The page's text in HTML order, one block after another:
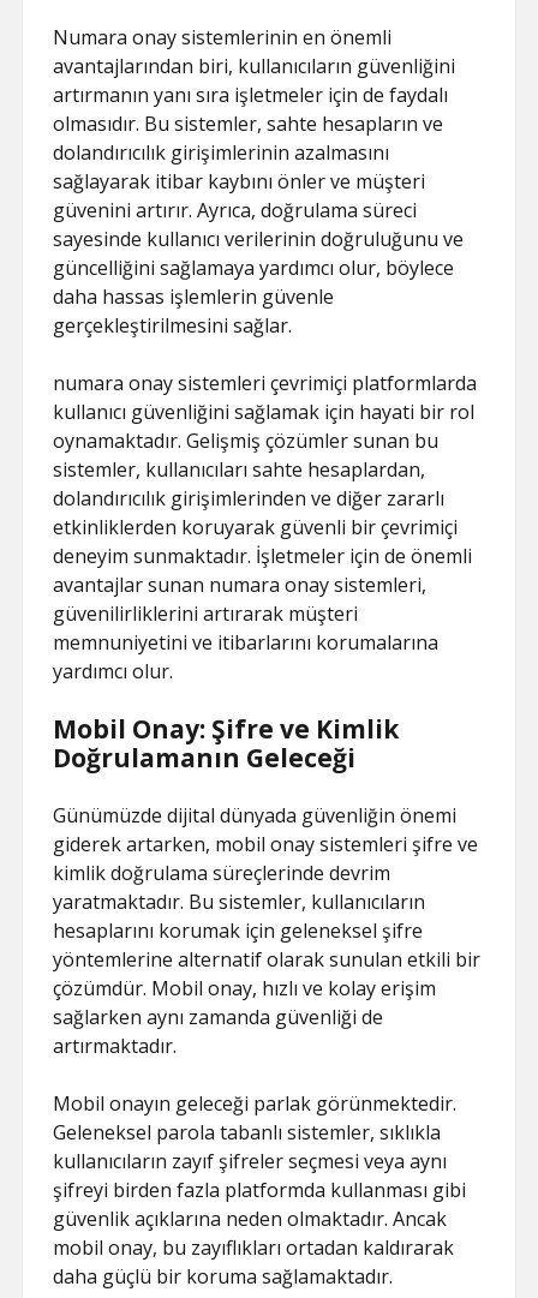
Numara onay sistemlerinin en önemli
avantajlarından biri, kullanıcıların güvenliğini
artırmanın yanı sıra işletmeler için de faydalı
olmasıdır. Bu sistemler, sahte hesapların ve
dolandırıcılık girişimlerinin azalmasını
sağlayarak itibar kaybını önler ve müşteri
güvenini artırır. Ayrıca, doğrulama süreci
sayesinde kullanıcı verilerinin doğruluğunu ve
güncelliğini sağlamaya yardımcı olur, böylece
daha hassas işlemlerin güvenle
gerçekleştirilmesini sağlar.
numara onay sistemleri çevrimiçi platformlarda
kullanıcı güvenliğini sağlamak için hayati bir rol
oynamaktadır. Gelişmiş çözümler sunan bu
sistemler, kullanıcıları sahte hesaplardan,
dolandırıcılık girişimlerinden ve diğer zararlı
etkinliklerden koruyarak güvenli bir çevrimiçi
deneyim sunmaktadır. İşletmeler için de önemli
avantajlar sunan numara onay sistemleri,
güvenilirliklerini artırarak müşteri
memnuniyetini ve itibarlarını korumalarına
yardımcı olur.
Mobil Onay: Şifre ve Kimlik
Doğrulamanın Geleceği
Günümüzde dijital dünyada güvenliğin önemi
giderek artarken, mobil onay sistemleri şifre ve
kimlik doğrulama süreçlerinde devrim
yaratmaktadır. Bu sistemler, kullanıcıların
hesaplarını korumak için geleneksel şifre
yöntemlerine alternatif olarak sunulan etkili bir
çözümdür. Mobil onay, hızlı ve kolay erişim
sağlarken aynı zamanda güvenliği de
artırmaktadır.
Mobil onayın geleceği parlak görünmektedir.
Geleneksel parola tabanlı sistemler, sıklıkla
kullanıcıların zayıf şifreler seçmesi veya aynı
şifreyi birden fazla platformda kullanması gibi
güvenlik açıklarına neden olmaktadır. Ancak
mobil onay, bu zayıflıkları ortadan kaldırarak
daha güçlü bir koruma sağlamaktadır.